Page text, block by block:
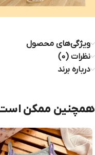
ویژگی‌های محصول
نظرات (0)
درباره برند
همچنین ممکن